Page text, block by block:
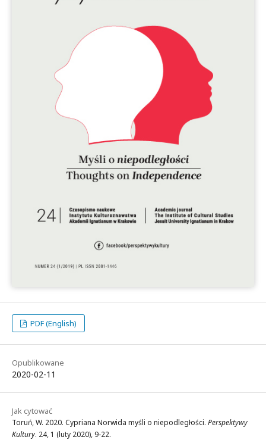
PDF (English)
Opublikowane
2020-02-11
Jak cytować
Toruń, W. 2020. Cypriana Norwida myśli o niepodległości. Perspektywy
Kultury. 24, 1 (luty 2020), 9-22.